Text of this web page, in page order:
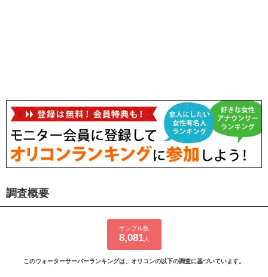
調査概要
サンプル数
8,081人
このウォーターサーバーランキングは、オリコンの以下の調査に基づいています。